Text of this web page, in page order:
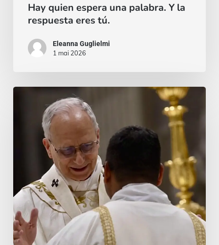
Hay quien espera una palabra. Y la
respuesta eres tú.
Eleanna Guglielmi
1 mai 2026
irrevocabile:
l’ordinazione
Loyce
in
tre
lingue